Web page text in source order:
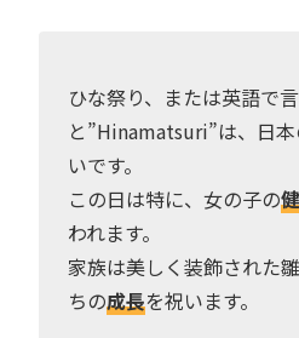
ひな祭り、または英語で
と”Hinamatsuri”は、日
いです。
この日は特に、女の子の
われます。
家族は美しく装飾された
ちの成長を祝います。